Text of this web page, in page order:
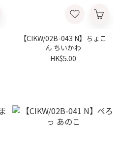
【CIKW/02B-043 N】ちょこ
ん ちいかわ
HK$5.00